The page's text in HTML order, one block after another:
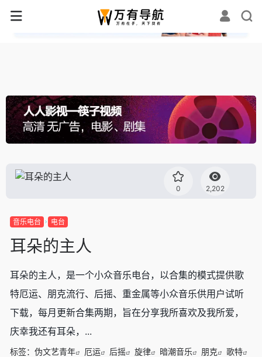
✕
0 2,202
音乐电台 电台
耳朵的主人
耳朵的主人，是一个小众音乐电台，以合集的模式提供歌
特厄运、朋克流行、后摇、重金属等小众音乐供用户试听
下载，每月更新合集两期，旨在分享我所喜欢及我所爱，
庆幸我还有耳朵，...
标签： 伪文艺青年 厄运 后摇 旋律 暗潮音乐 朋克
歌特